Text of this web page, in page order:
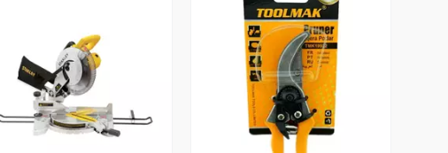
Vista Previa Vista Previa